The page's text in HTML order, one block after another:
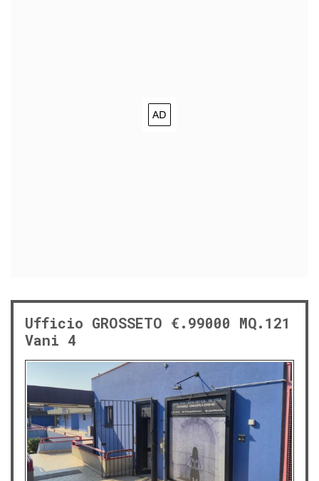
Ufficio GROSSETO €.99000 MQ.121
Vani 4